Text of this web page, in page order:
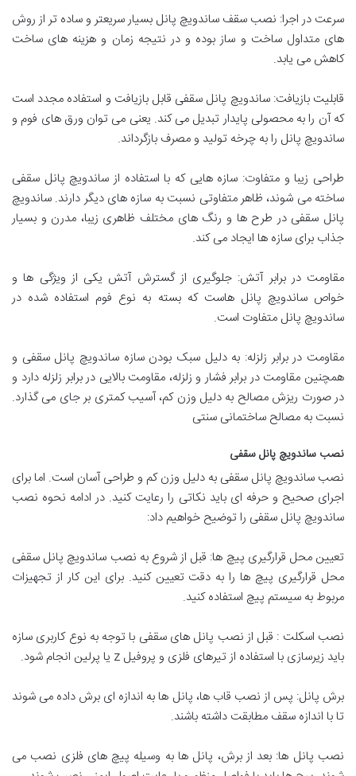
سرعت در اجرا: نصب سقف ساندویچ پانل بسیار سریعتر و ساده تر از روش
های متداول ساخت و ساز بوده و در نتیجه زمان و هزینه های ساخت
کاهش می یابد.
قابلیت بازیافت: ساندویچ پانل سقفی قابل بازیافت و استفاده مجدد است
که آن را به محصولی پایدار تبدیل می کند. یعنی می توان ورق های فوم و
ساندویچ پانل را به چرخه تولید و مصرف بازگرداند.
طراحی زیبا و متفاوت: سازه هایی که با استفاده از ساندویچ پانل سقفی
ساخته می شوند، ظاهر متفاوتی نسبت به سازه های دیگر دارند. ساندویچ
پانل سقفی در طرح ها و رنگ های مختلف ظاهری زیبا، مدرن و بسیار
جذاب برای سازه ها ایجاد می کند.
مقاومت در برابر آتش: جلوگیری از گسترش آتش یکی از ویژگی ها و
خواص ساندویچ پانل هاست که بسته به نوع فوم استفاده شده در
ساندویچ پانل متفاوت است.
مقاومت در برابر زلزله: به دلیل سبک بودن سازه ساندویچ پانل سقفی و
همچنین مقاومت در برابر فشار و زلزله، مقاومت بالایی در برابر زلزله دارد و
در صورت ریزش مصالح به دلیل وزن کم، آسیب کمتری بر جای می گذارد.
نسبت به مصالح ساختمانی سنتی
نصب ساندویچ پانل سقفی
نصب ساندویچ پانل سقفی به دلیل وزن کم و طراحی آسان است. اما برای
اجرای صحیح و حرفه ای باید نکاتی را رعایت کنید. در ادامه نحوه نصب
ساندویچ پانل سقفی را توضیح خواهیم داد:
تعیین محل قرارگیری پیچ ها: قبل از شروع به نصب ساندویچ پانل سقفی
محل قرارگیری پیچ ها را به دقت تعیین کنید. برای این کار از تجهیزات
مربوط به سیستم پیچ استفاده کنید.
نصب اسکلت : قبل از نصب پانل های سقفی با توجه به نوع کاربری سازه
باید زیرسازی با استفاده از تیرهای فلزی و پروفیل z یا پرلین انجام شود.
برش پانل: پس از نصب قاب ها، پانل ها به اندازه ای برش داده می شوند
تا با اندازه سقف مطابقت داشته باشند.
نصب پانل ها: بعد از برش، پانل ها به وسیله پیچ های فلزی نصب می